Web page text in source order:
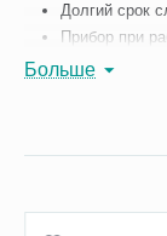
Долгий срок
Прибор при
Некоторые
Больше